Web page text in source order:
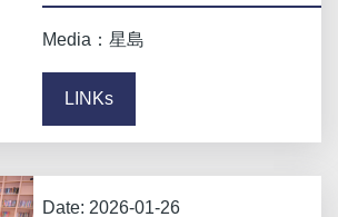
Media：星島
LINKs
Date: 2026-01-26